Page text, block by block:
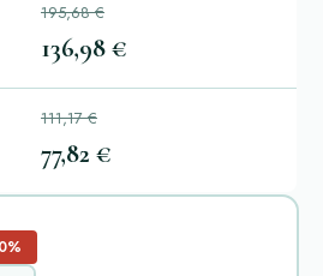
195,68 €
136,98 €
111,17 €
77,82 €